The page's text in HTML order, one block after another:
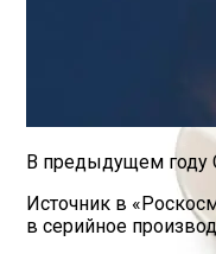
В предыдущем году
Источник в
в серийное